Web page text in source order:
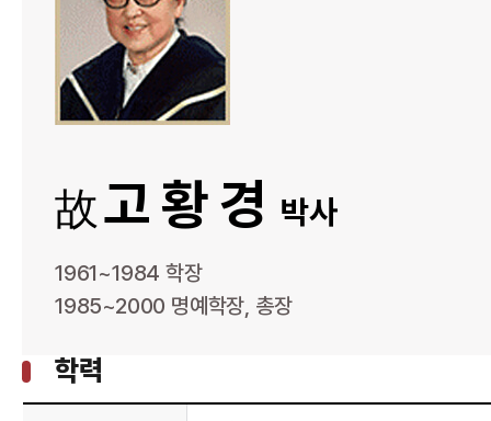
故고황경 박사
1961~1984 학장
1985~2000 명예학장, 총장
학력